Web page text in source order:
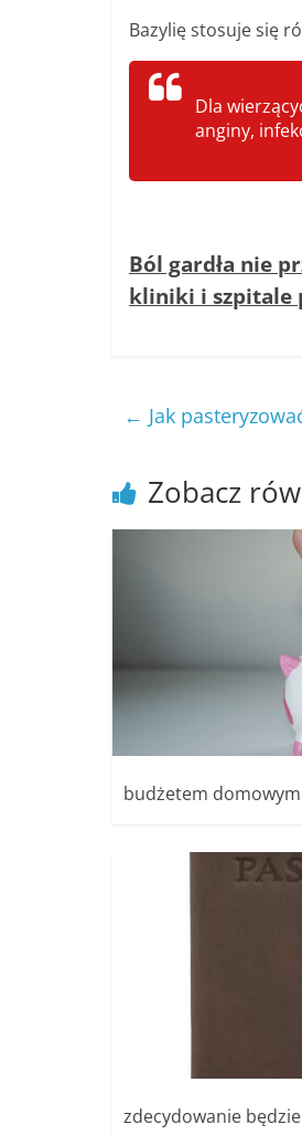
Bazylię stosuje się
Dla
anginy,
Ból gardła nie
kliniki i szpitale
← Jak
Zobacz
budżetem
zdecydowanie